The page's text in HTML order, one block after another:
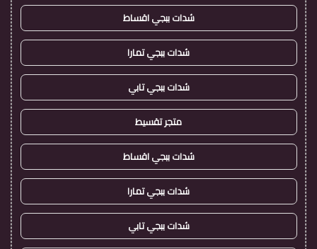
شدات ببجي اقساط
شدات ببجي تمارا
شدات ببجي تابي
متجر تقسيط
شدات ببجي اقساط
شدات ببجي تمارا
شدات ببجي تابي